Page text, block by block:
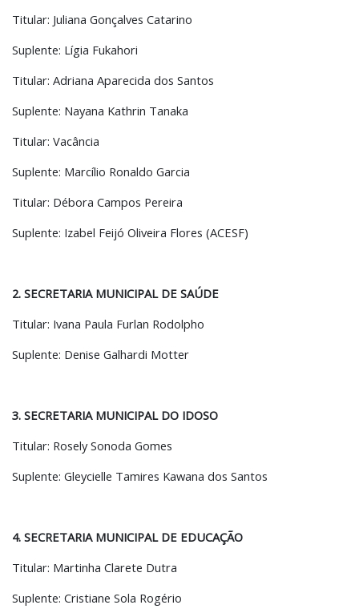
Titular: Juliana Gonçalves Catarino
Suplente: Lígia Fukahori
Titular: Adriana Aparecida dos Santos
Suplente: Nayana Kathrin Tanaka
Titular: Vacância
Suplente: Marcílio Ronaldo Garcia
Titular: Débora Campos Pereira
Suplente: Izabel Feijó Oliveira Flores (ACESF)
2. SECRETARIA MUNICIPAL DE SAÚDE
Titular: Ivana Paula Furlan Rodolpho
Suplente: Denise Galhardi Motter
3. SECRETARIA MUNICIPAL DO IDOSO
Titular: Rosely Sonoda Gomes
Suplente: Gleycielle Tamires Kawana dos Santos
4. SECRETARIA MUNICIPAL DE EDUCAÇÃO
Titular: Martinha Clarete Dutra
Suplente: Cristiane Sola Rogério